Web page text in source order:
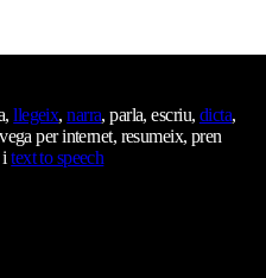
llegeix,narra, parla, escriu, dicta,
per internet, resumeix, pren
text to speech